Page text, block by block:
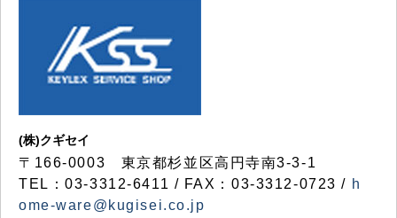
(株)クギセイ
〒166-0003 東京都杉並区高円寺南3-3-1
TEL：03-3312-6411 / FAX：03-3312-0723 / h
ome-ware@kugisei.co.jp